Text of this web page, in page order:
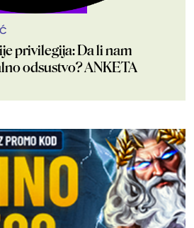
privilegija: Da li nam
odsustvo? ANKETA